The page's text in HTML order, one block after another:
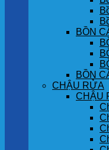
BỒN
BỒN
CHẬU RỬA
CHẬU